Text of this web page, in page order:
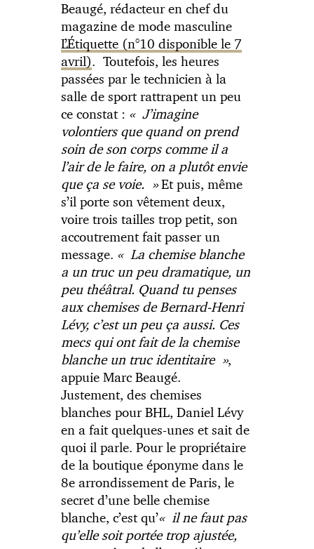
Beaugé, rédacteur en chef du
magazine de mode masculine
L’Étiquette (n°10 disponible le 7
avril). Toutefois, les heures
passées par le technicien à la
salle de sport rattrapent un peu
ce constat : « J’imagine
volontiers que quand on prend
soin de son corps comme il a
l’air de le faire, on a plutôt envie
que ça se voie. »Et puis, même
s’il porte son vêtement deux,
voire trois tailles trop petit, son
accoutrement fait passer un
message. « La chemise blanche
a un truc un peu dramatique, un
peu théâtral. Quand tu penses
aux chemises de Bernard-Henri
Lévy, c’est un peu ça aussi. Ces
mecs qui ont fait de la chemise
blanche un truc identitaire »,
appuie Marc Beaugé.
Justement, des chemises
blanches pour BHL, Daniel Lévy
en a fait quelques-unes et sait de
quoi il parle. Pour le propriétaire
de la boutique éponyme dans le
8e arrondissement de Paris, le
secret d’une belle chemise
blanche, c’est qu’« il ne faut pas
qu’elle soit portée trop ajustée,